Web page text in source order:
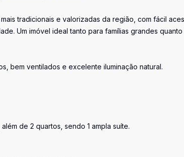
tradicionais e valorizadas da região, com fácil
Um imóvel ideal tanto para famílias grandes
bem ventilados e excelente iluminação natural.
de 2 quartos, sendo 1 ampla suíte.